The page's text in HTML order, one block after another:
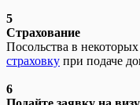
5
Страхование
Посольства в некоторых
страховку при подаче
6